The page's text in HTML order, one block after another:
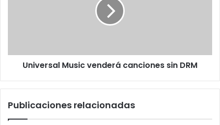
Universal Music venderá canciones sin DRM
Publicaciones relacionadas